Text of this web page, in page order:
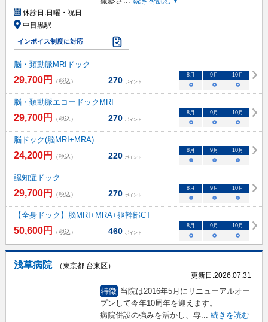
休診日:日曜・祝日
中目黒駅
インボイス制度に対応
脳・頚動脈MRIドック
29,700円 （税込） 270 ポイント
8 月 9 月 10月
○ ○ ○
脳・頚動脈エコードックMRI
29,700円 （税込） 270 ポイント
8 月 9 月 10月
○ ○ ○
脳ドック(脳MRI+MRA)
24,200円 （税込） 220 ポイント
8 月 9 月 10月
○ ○ ○
認知症ドック
29,700円 （税込） 270 ポイント
8 月 9 月 10月
○ ○ ○
【全身ドック】脳MRI+MRA+躯幹部CT
50,600円 （税込） 460 ポイント
8 月 9 月 10月
○ ○ ○
浅草病院
（東京都 台東区）
更新日:2026.07.31
特徴 当院は2016年5月にリニューアルオー
プンして今年10周年を迎えます。
病院併設の強みを活かし、専... 続きを読む